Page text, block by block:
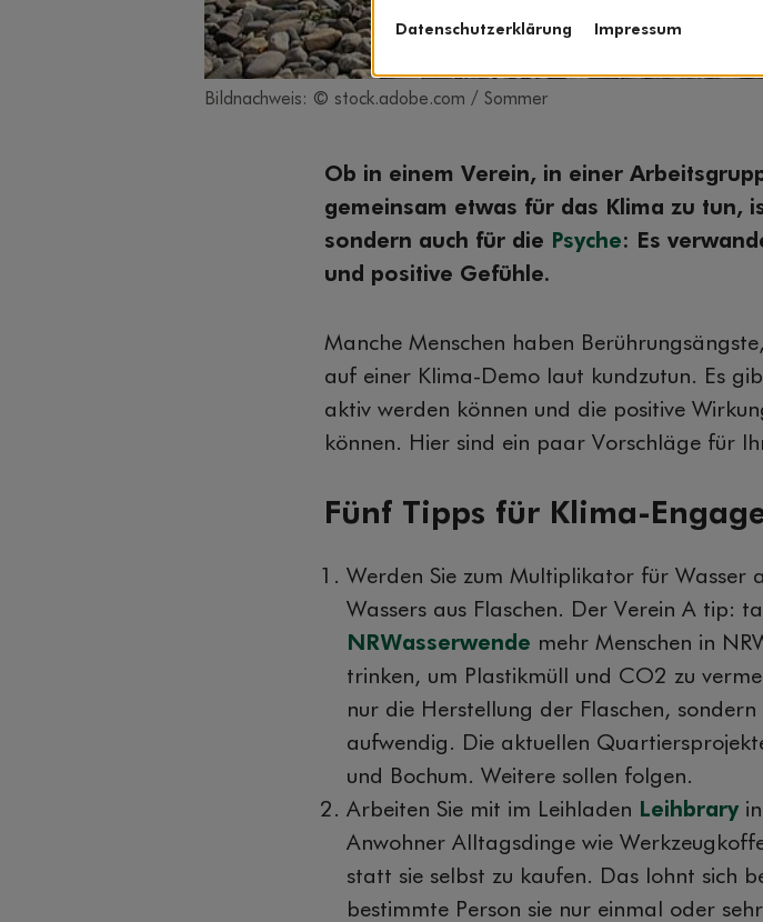
Bildnachweis: © stock.adobe.com / Sommer
Ob in einem Verein, in einer
gemeinsam etwas für das Klima zu tun,
sondern auch für die Psyche: Es
und positive Gefühle.
Manche Menschen haben
auf einer Klima-Demo laut kundzutun. Es
aktiv werden können und die positive
können. Hier sind ein paar Vorschläge für
Fünf Tipps für Klima-
Werden Sie zum Multiplikator für Wasser
Wassers aus Flaschen. Der Verein A tip:
NRWasserwende mehr Menschen in
trinken, um Plastikmüll und CO2 zu
nur die Herstellung der Flaschen,
aufwendig. Die aktuellen
und Bochum. Weitere sollen folgen.
Arbeiten Sie mit im Leihladen Leihbraryin
Anwohner Alltagsdinge wie
statt sie selbst zu kaufen. Das lohnt sich
bestimmte Person sie nur einmal oder
Datenschutzerklärung Impressum